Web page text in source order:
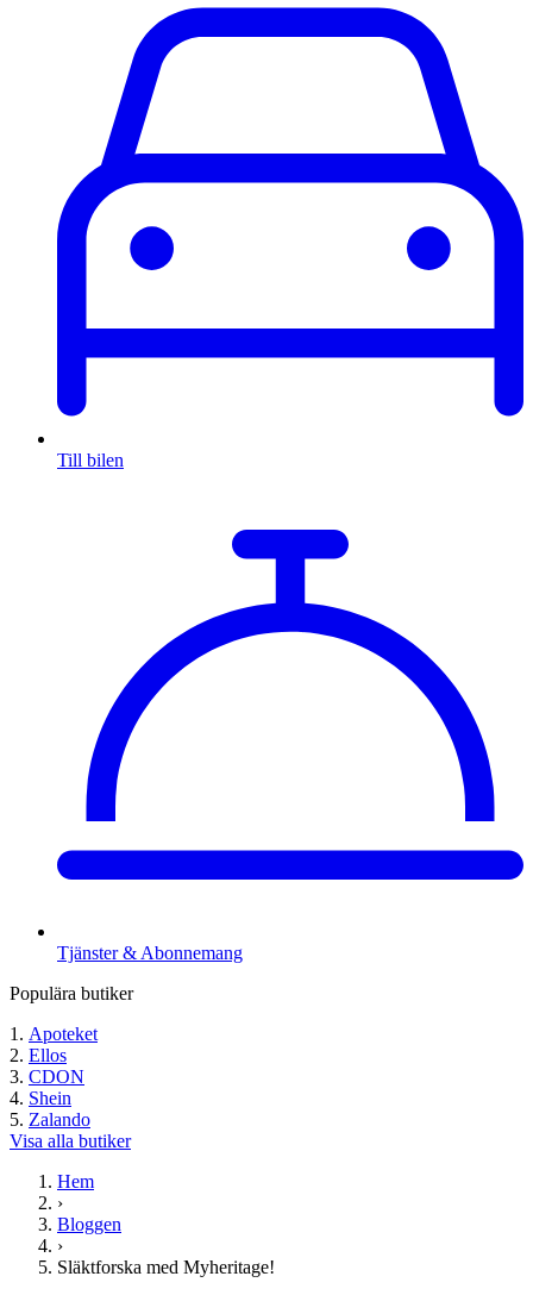
Till bilen
Tjänster & Abonnemang
Populära butiker
Apoteket
Ellos
CDON
Shein
Zalando
Visa alla butiker
Hem
›
Bloggen
›
Släktforska med Myheritage!